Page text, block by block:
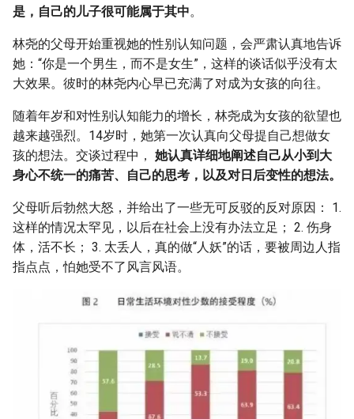
是，自己的儿子很可能属于其中。
林尧的父母开始重视她的性别认知问题，会严肃认真地告诉
她：“你是一个男生，而不是女生”，这样的谈话似乎没有太
大效果。彼时的林尧内心早已充满了对成为女孩的向往。
随着年岁和对性别认知能力的增长，林尧成为女孩的欲望也
越来越强烈。14岁时，她第一次认真向父母提自己想做女
孩的想法。交谈过程中， 她认真详细地阐述自己从小到大
身心不统一的痛苦、自己的思考，以及对日后变性的想法。
父母听后勃然大怒，并给出了一些无可反驳的反对原因： 1.
这样的情况太罕见，以后在社会上没有办法立足； 2. 伤身
体，活不长； 3. 太丢人，真的做“人妖”的话，要被周边人指
指点点，怕她受不了风言风语。